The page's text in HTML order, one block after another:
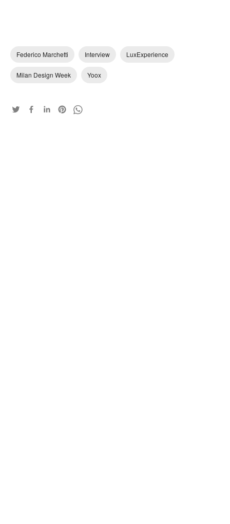
Federico Marchetti Interview LuxExperience
Milan Design Week Yoox